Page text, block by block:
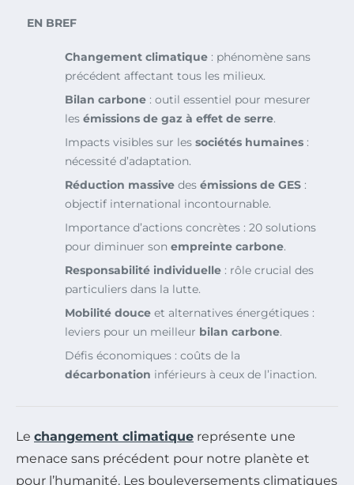
EN BREF
Changement climatique : phénomène sans
précédent affectant tous les milieux.
Bilan carbone : outil essentiel pour mesurer
les émissions de gaz à effet de serre.
Impacts visibles sur les sociétés humaines :
nécessité d’adaptation.
Réduction massive des émissions de GES :
objectif international incontournable.
Importance d’actions concrètes : 20 solutions
pour diminuer son empreinte carbone.
Responsabilité individuelle : rôle crucial des
particuliers dans la lutte.
Mobilité douce et alternatives énergétiques :
leviers pour un meilleur bilan carbone.
Défis économiques : coûts de la
décarbonation inférieurs à ceux de l’inaction.
Le changement climatique représente une
menace sans précédent pour notre planète et
pour l’humanité. Les bouleversements climatiques